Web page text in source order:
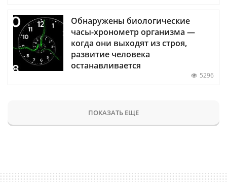
Обнаружены биологические
часы-хронометр организма —
когда они выходят из строя,
развитие человека
останавливается
5296
ПОКАЗАТЬ ЕЩЕ